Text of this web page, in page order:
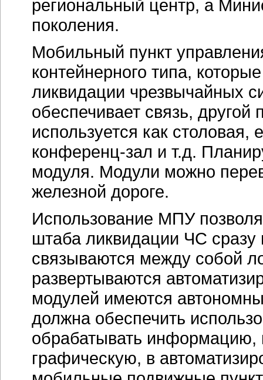
региональный центр, а
поколения.
Мобильный пункт
контейнерного типа,
ликвидации чрезвычайных
обеспечивает связь,
используется как столовая,
конференц-зал и т.д.
модуля. Модули можно
железной дороге.
Использование МПУ
штаба ликвидации ЧС
связываются между собой
развертываются
модулей имеются
должна обеспечить
обрабатывать информацию,
графическую, в